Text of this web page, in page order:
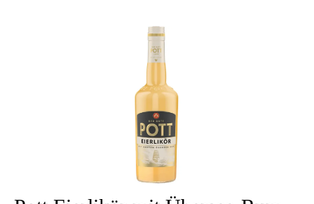
Bildergalerie überspringen